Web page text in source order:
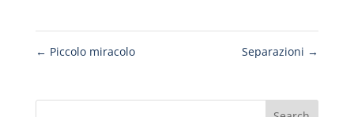
← Piccolo miracolo Separazioni →